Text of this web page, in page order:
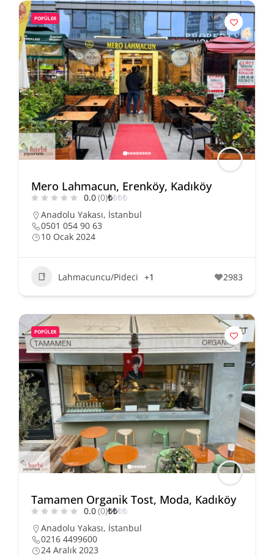
POPÜLER
Mero Lahmacun, Erenköy, Kadıköy
0.0(0)₺₺₺₺
Anadolu Yakası, İstanbul
0501 054 90 63
10 Ocak 2024
Lahmacuncu/Pideci +1 2983
POPÜLER
Tamamen Organik Tost, Moda, Kadıköy
0.0(0)₺₺₺₺
Anadolu Yakası, İstanbul
0216 4499600
24 Aralık 2023